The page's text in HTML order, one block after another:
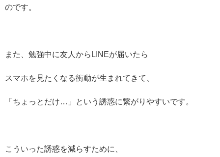
のです。
また、勉強中に友人からLINEが届いたら
スマホを見たくなる衝動が生まれてきて、
「ちょっとだけ…」という誘惑に繋がりやすいです。
こういった誘惑を減らすために、